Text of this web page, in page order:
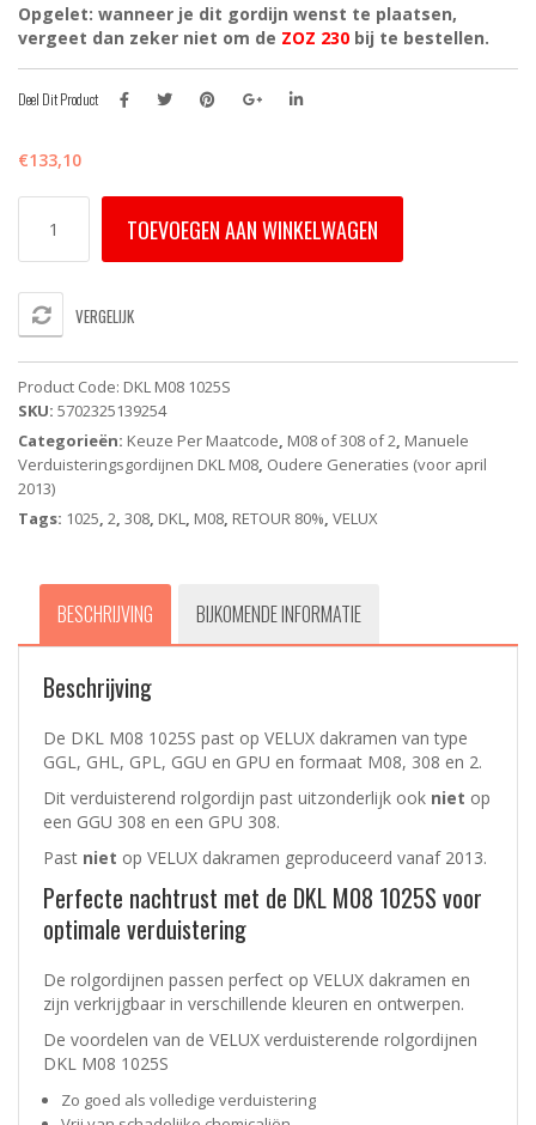
Opgelet: wanneer je dit gordijn wenst te plaatsen,
vergeet dan zeker niet om de ZOZ 230 bij te bestellen.
Deel Dit Product
€133,10
VELUX
Verduisterend
Wit
-
Handbediend
-
Oude
Generatie
TOEVOEGEN AAN WINKELWAGEN
VERGELIJK
Product Code: DKL M08 1025S
SKU: 5702325139254
Categorieën: Keuze Per Maatcode, M08 of 308 of 2, Manuele
Verduisteringsgordijnen DKL M08, Oudere Generaties (voor april
2013)
Tags: 1025, 2, 308, DKL, M08, RETOUR 80%, VELUX
BESCHRIJVING BIJKOMENDE INFORMATIE
Beschrijving
De DKL M08 1025S past op VELUX dakramen van type
GGL, GHL, GPL, GGU en GPU en formaat M08, 308 en 2.
Dit verduisterend rolgordijn past uitzonderlijk ook niet op
een GGU 308 en een GPU 308.
Past niet op VELUX dakramen geproduceerd vanaf 2013.
Perfecte nachtrust met de DKL M08 1025S voor
optimale verduistering
De rolgordijnen passen perfect op VELUX dakramen en
zijn verkrijgbaar in verschillende kleuren en ontwerpen.
De voordelen van de VELUX verduisterende rolgordijnen
DKL M08 1025S
Zo goed als volledige verduistering